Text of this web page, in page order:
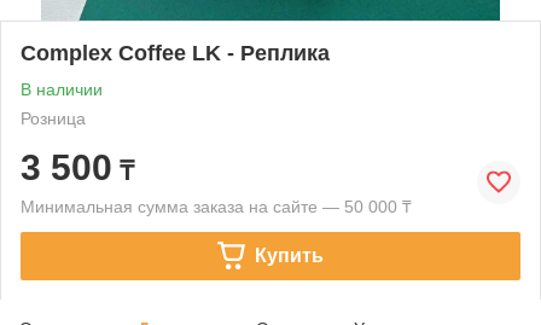
Complex Coffee LK - Реплика
В наличии
Розница
3 500 ₸
Минимальная сумма заказа на сайте — 50 000 ₸
Купить